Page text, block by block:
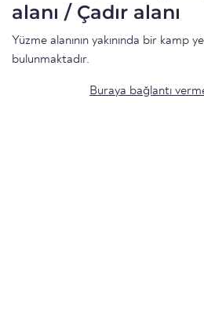
alanı / Çadır alanı
Yüzme alanının yakınında bir kamp
bulunmaktadır.
Buraya bağlantı